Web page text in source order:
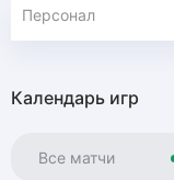
Персонал
Календарь игр
Все матчи